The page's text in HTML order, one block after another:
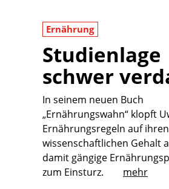
Ernährung
Studienlage
schwer
In seinem neuen Buch
„Ernährungswahn“ klopft
Ernährungsregeln auf ihren
wissenschaftlichen Gehalt
damit gängige
zum Einsturz.
mehr